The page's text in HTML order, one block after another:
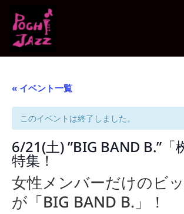
« イベント一覧
このイベントは終了しました。
6/21(土) ”BIG BAND B.”「
特集！
女性メンバーだけのビ
が「BIG BAND B.」！